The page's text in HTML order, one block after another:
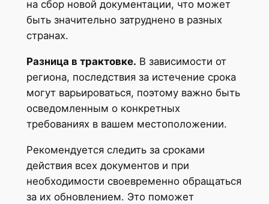
на сбор новой документации, что может
быть значительно затруднено в разных
странах.
Разница в трактовке. В зависимости от
региона, последствия за истечение срока
могут варьироваться, поэтому важно быть
осведомленным о конкретных
требованиях в вашем местоположении.
Рекомендуется следить за сроками
действия всех документов и при
необходимости своевременно обращаться
за их обновлением. Это поможет